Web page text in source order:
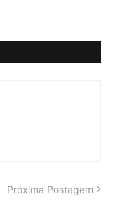
Próxima Postagem